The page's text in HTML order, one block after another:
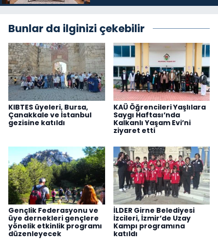
Bunlar da ilginizi çekebilir
KIBTES üyeleri, Bursa,
Çanakkale ve İstanbul
gezisine katıldı
KAÜ Öğrencileri Yaşlılara
Saygı Haftası’nda
Kalkanlı Yaşam Evi’ni
ziyaret etti
Gençlik Federasyonu ve
üye dernekleri gençlere
yönelik etkinlik programı
düzenleyecek
İLDER Girne Belediyesi
İzcileri, İzmir’de Uzay
Kampı programına
katıldı